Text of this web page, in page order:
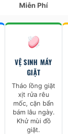
Miễn Phí
VỆ SINH MÁY
GIẶT
Tháo lồng giặt
xịt rửa rêu
mốc, cặn bẩn
bám lâu ngày.
Khử mùi đồ
giặt.